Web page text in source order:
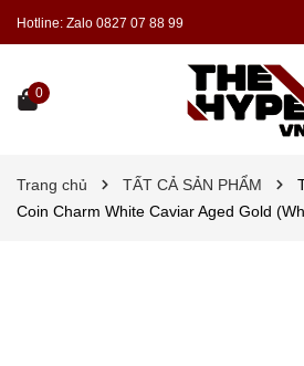
Hotline: Zalo 0827 07 88 99
0
Trang chủ TẤT CẢ SẢN PHẨM
Coin Charm White Caviar Aged Gold